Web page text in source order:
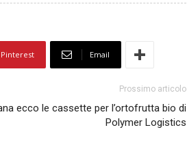
Pinterest Email
Prossimo articolo
ecco le cassette per l’ortofrutta bio di
Polymer Logistics